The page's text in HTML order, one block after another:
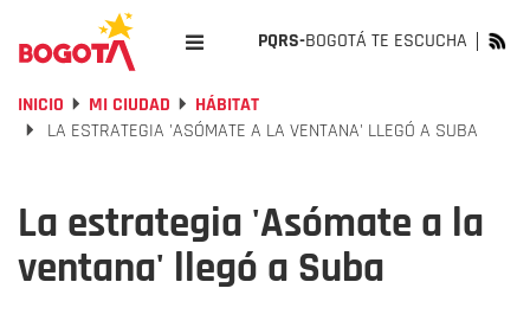
PQRS-BOGOTÁ TE ESCUCHA
INICIO MI CIUDAD
HÁBITAT
LA ESTRATEGIA 'ASÓMATE A LA VENTANA' LLEGÓ A SUBA
La estrategia 'Asómate a la
ventana' llegó a Suba